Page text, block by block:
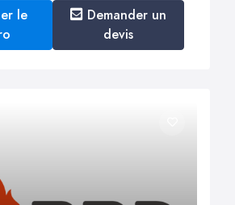
le
Demander un
devis